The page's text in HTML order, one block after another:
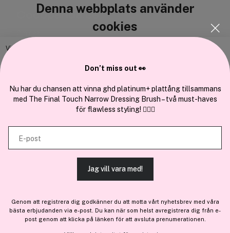
Denna webbplats använder
cookies
Vi använder enhetsidentifierare för att anpassa innehållet och
och annan information från din enhet till de sociala medier och annons-
och analysföretag som vi samarbetar med. Dessa kan i sin tur
kombinera informationen med annan information som du har
tillhandahållit eller som de har samlat in när du har använt deras
tjänster.
TILLÅT ALLA COOKIES
VISA DETALJER
Cocopanda.se
En del avBrandsdal Group AS
Don’t miss out 👀
Nu har du chansen att vinna ghd platinum+ plattång tillsammans
med The Final Touch Narrow Dressing Brush – två must-haves
för flawless styling! 💇‍♀️✨
E-post
Jag vill vara med!
Genom att registrera dig godkänner du att motta vårt nyhetsbrev med våra
bästa erbjudanden via e-post. Du kan när som helst avregistrera dig från e-
post genom att klicka på länken för att avsluta prenumerationen.